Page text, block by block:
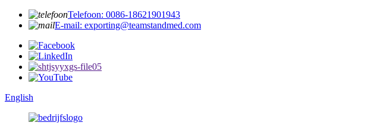
Telefoon: 0086-18621901943
E-mail: exporting@teamstandmed.com
English